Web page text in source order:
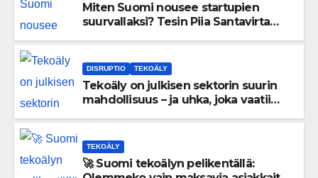
Miten Suomi nousee startupien
suurvallaksi? Tesin Piia Santavirta
DISRUPTIO TEKOÄLY
Tekoäly on julkisen sektorin suurin
mahdollisuus – ja uhka, joka vaatii
TEKOÄLY
🚀 Suomi tekoälyn pelikentällä: